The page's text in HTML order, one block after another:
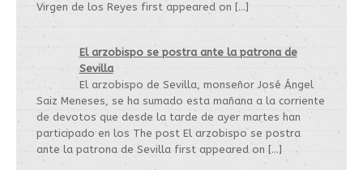
Virgen de los Reyes first appeared on […]
El arzobispo se postra ante la patrona de
Sevilla
El arzobispo de Sevilla, monseñor José Ángel
Saiz Meneses, se ha sumado esta mañana a la corriente
de devotos que desde la tarde de ayer martes han
participado en los The post El arzobispo se postra
ante la patrona de Sevilla first appeared on […]